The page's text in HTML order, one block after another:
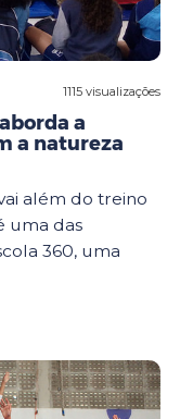
1115 visualizações
a
a natureza
além do treino
uma das
360, uma